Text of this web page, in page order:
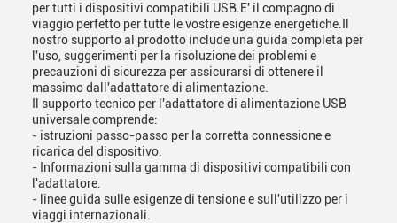
per tutti i dispositivi compatibili USB.E' il compagno di
viaggio perfetto per tutte le vostre esigenze energetiche.Il
nostro supporto al prodotto include una guida completa per
l'uso, suggerimenti per la risoluzione dei problemi e
precauzioni di sicurezza per assicurarsi di ottenere il
massimo dall'adattatore di alimentazione.
Il supporto tecnico per l'adattatore di alimentazione USB
universale comprende:
- istruzioni passo-passo per la corretta connessione e
ricarica del dispositivo.
- Informazioni sulla gamma di dispositivi compatibili con
l'adattatore.
- linee guida sulle esigenze di tensione e sull'utilizzo per i
viaggi internazionali.